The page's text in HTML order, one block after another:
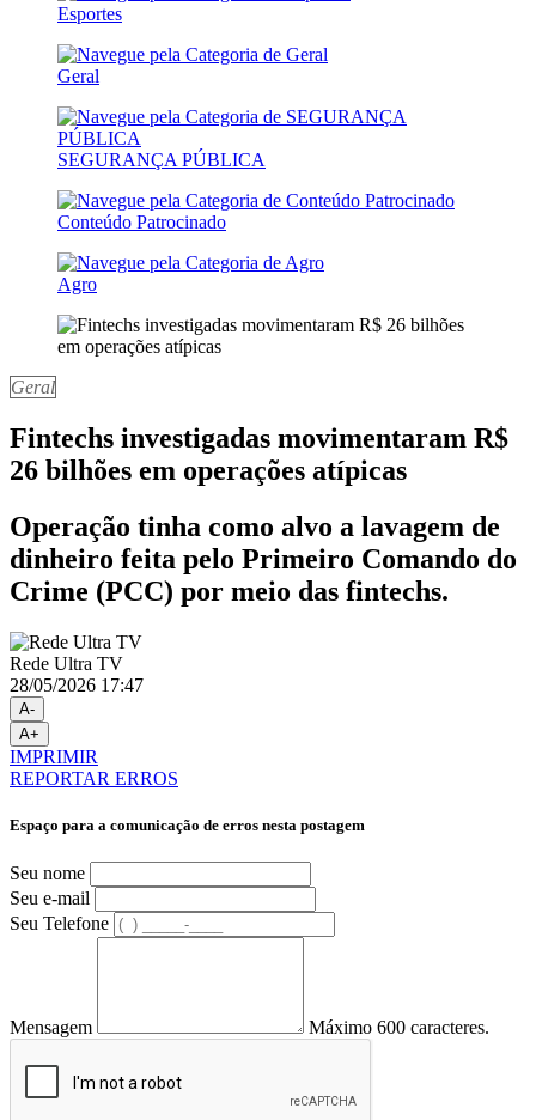
Esportes
Geral
SEGURANÇA PÚBLICA
Conteúdo Patrocinado
Agro
Geral
Fintechs investigadas movimentaram R$
26 bilhões em operações atípicas
Operação tinha como alvo a lavagem de
dinheiro feita pelo Primeiro Comando do
Crime (PCC) por meio das fintechs.
Rede Ultra TV
28/05/2026 17:47
A-
A+
IMPRIMIR
REPORTAR ERROS
Espaço para a comunicação de erros nesta postagem
Seu nome
Seu e-mail
Seu Telefone
Mensagem Máximo 600 caracteres.